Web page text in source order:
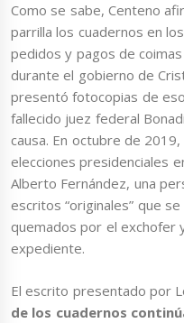
Como se sabe, Centeno
parrilla los cuadernos en
pedidos y pagos de
durante el gobierno de
presentó fotocopias de
fallecido juez federal
causa. En octubre de
elecciones presidenciales
Alberto Fernández, una
escritos “originales” que
quemados por el exchofer
expediente.
El escrito presentado por
de los cuadernos